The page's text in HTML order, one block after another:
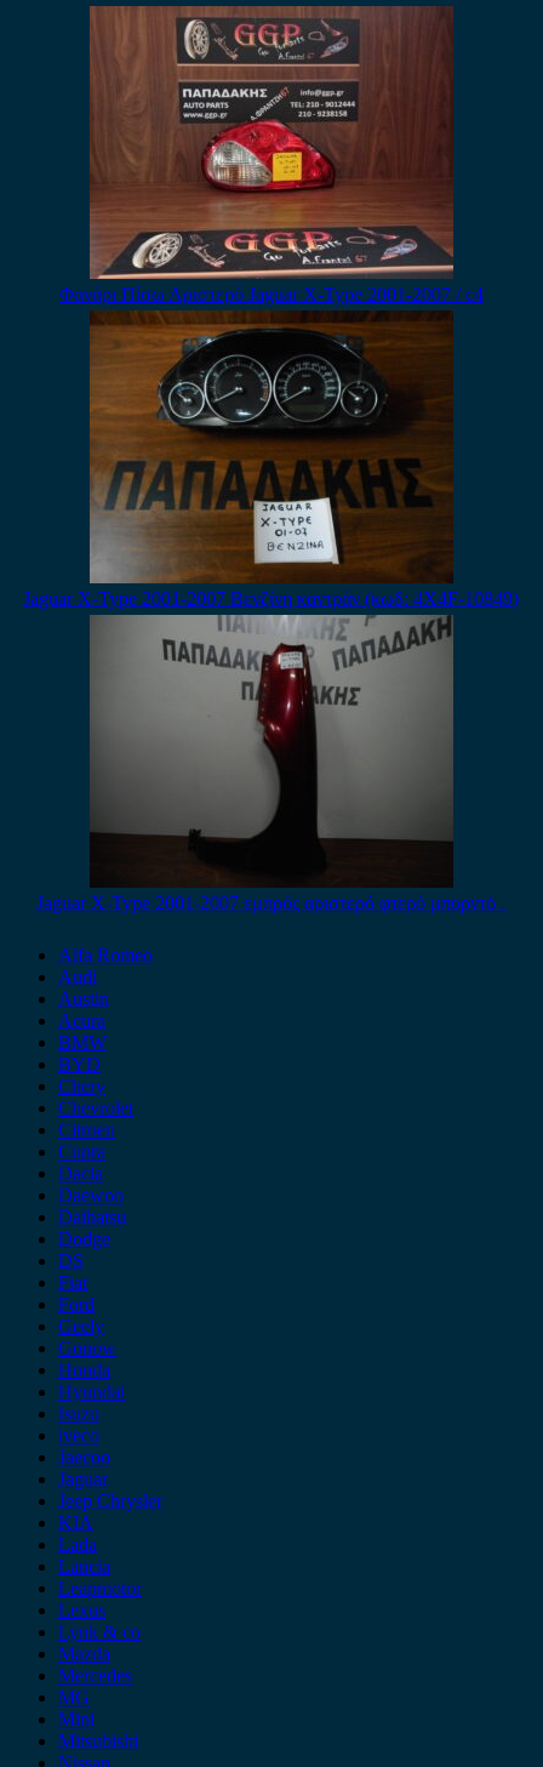
Φανάρι Πίσω Αριστερό Jaguar X-Type 2001-2007 / c4
Jaguar X-Type 2001-2007 Βενζίνη καντράν (κωδ: 4X4F-10849)
Jaguar X-Type 2001-2007 εμπρός αριστερό φτερό μπορντό .
Alfa Romeo
Audi
Austin
Acura
BMW
BYD
Chery
Chevrolet
Citroen
Cupra
Dacia
Daewoo
Daihatsu
Dodge
DS
Fiat
Ford
Geely
Gonow
Honda
Hyundai
Isuzu
iveco
Jaecoo
Jaguar
Jeep Chrysler
KIA
Lada
Lancia
Leapmotor
Lexus
Lynk & co
Mazda
Mercedes
MG
Mini
Mitsubishi
Nissan